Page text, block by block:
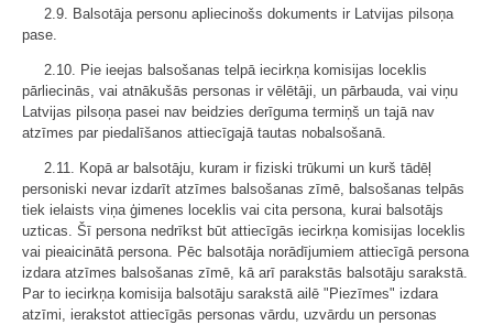
2.9. Balsotāja personu apliecinošs dokuments ir Latvijas pilsoņa
pase.
2.10. Pie ieejas balsošanas telpā iecirkņa komisijas loceklis
pārliecinās, vai atnākušās personas ir vēlētāji, un pārbauda, vai viņu
Latvijas pilsoņa pasei nav beidzies derīguma termiņš un tajā nav
atzīmes par piedalīšanos attiecīgajā tautas nobalsošanā.
2.11. Kopā ar balsotāju, kuram ir fiziski trūkumi un kurš tādēļ
personiski nevar izdarīt atzīmes balsošanas zīmē, balsošanas telpās
tiek ielaists viņa ģimenes loceklis vai cita persona, kurai balsotājs
uzticas. Šī persona nedrīkst būt attiecīgās iecirkņa komisijas loceklis
vai pieaicinātā persona. Pēc balsotāja norādījumiem attiecīgā persona
izdara atzīmes balsošanas zīmē, kā arī parakstās balsotāju sarakstā.
Par to iecirkņa komisija balsotāju sarakstā ailē "Piezīmes" izdara
atzīmi, ierakstot attiecīgās personas vārdu, uzvārdu un personas